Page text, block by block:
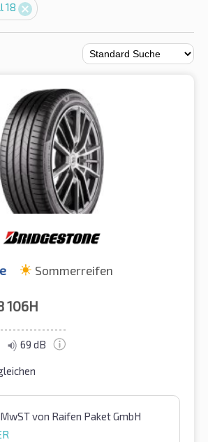
18
Sommerreifen
106H
69 dB
von Raifen Paket GmbH